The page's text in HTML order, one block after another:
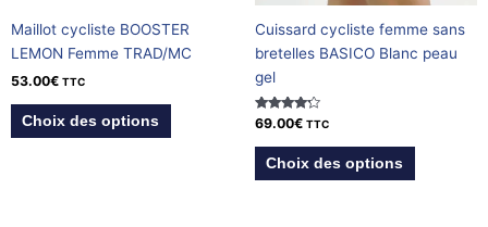
Maillot cycliste BOOSTER
LEMON Femme TRAD/MC
53.00€ TTC
Choix des options
sur
la
du
Cuissard cycliste femme sans
bretelles BASICO Blanc peau
gel
Note
sur 5
69.00€ TTC
Choix des options
choisies
sur
la